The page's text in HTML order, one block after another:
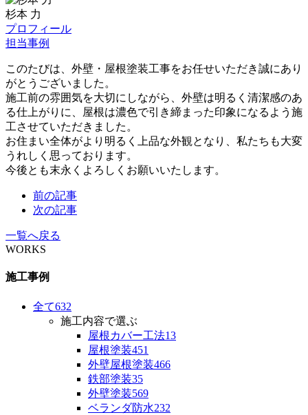
杉本 力
プロフィール
担当事例
このたびは、外壁・屋根塗装工事をお任せいただき誠にあり
がとうございました。
施工前の雰囲気を大切にしながら、外壁は明るく清潔感のあ
る仕上がりに、屋根は濃色で引き締まった印象になるよう施
工させていただきました。
お住まい全体がより明るく上品な外観となり、私たちも大変
うれしく思っております。
今後とも末永くよろしくお願いいたします。
前の記事
次の記事
一覧へ戻る
WORKS
施工事例
全て632
施工内容で選ぶ
屋根カバー工法13
屋根塗装451
外壁屋根塗装466
鉄部塗装35
外壁塗装569
ベランダ防水232